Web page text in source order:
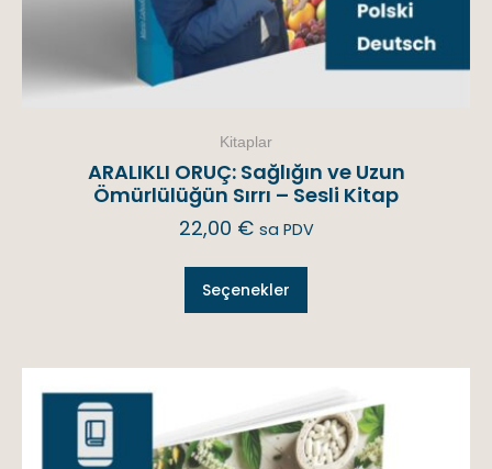
Kitaplar
ARALIKLI ORUÇ: Sağlığın ve Uzun
Ömürlülüğün Sırrı – Sesli Kitap
22,00 € sa PDV
Seçenekler